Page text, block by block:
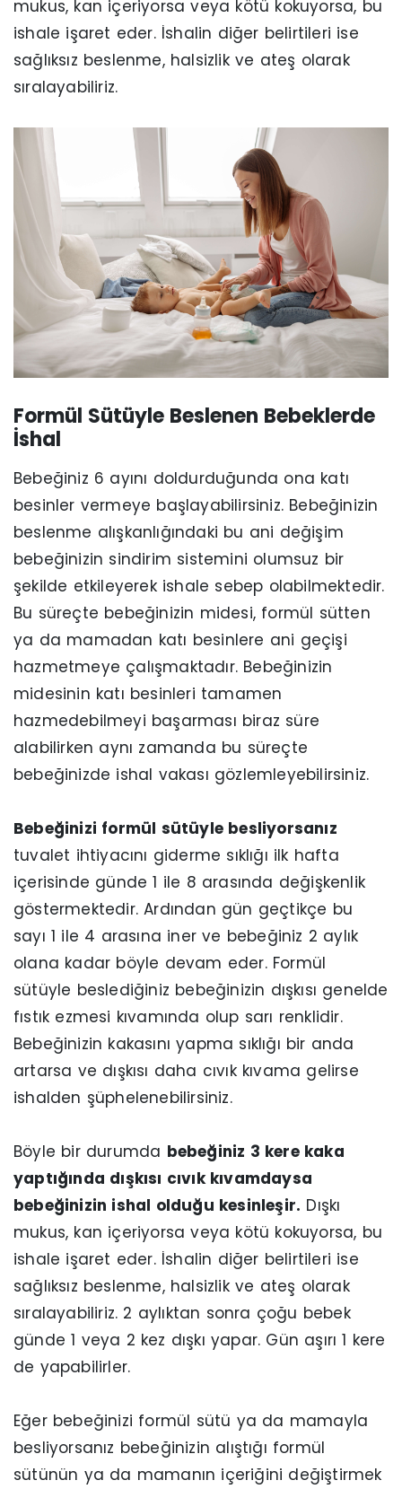
mukus, kan içeriyorsa veya kötü kokuyorsa, bu
ishale işaret eder. İshalin diğer belirtileri ise
sağlıksız beslenme, halsizlik ve ateş olarak
sıralayabiliriz.
Formül Sütüyle Beslenen Bebeklerde
İshal
Bebeğiniz 6 ayını doldurduğunda ona katı
besinler vermeye başlayabilirsiniz. Bebeğinizin
beslenme alışkanlığındaki bu ani değişim
bebeğinizin sindirim sistemini olumsuz bir
şekilde etkileyerek ishale sebep olabilmektedir.
Bu süreçte bebeğinizin midesi, formül sütten
ya da mamadan katı besinlere ani geçişi
hazmetmeye çalışmaktadır. Bebeğinizin
midesinin katı besinleri tamamen
hazmedebilmeyi başarması biraz süre
alabilirken aynı zamanda bu süreçte
bebeğinizde ishal vakası gözlemleyebilirsiniz.
Bebeğinizi formül sütüyle besliyorsanız
tuvalet ihtiyacını giderme sıklığı ilk hafta
içerisinde günde 1 ile 8 arasında değişkenlik
göstermektedir. Ardından gün geçtikçe bu
sayı 1 ile 4 arasına iner ve bebeğiniz 2 aylık
olana kadar böyle devam eder. Formül
sütüyle beslediğiniz bebeğinizin dışkısı genelde
fıstık ezmesi kıvamında olup sarı renklidir.
Bebeğinizin kakasını yapma sıklığı bir anda
artarsa ve dışkısı daha cıvık kıvama gelirse
ishalden şüphelenebilirsiniz.
Böyle bir durumda bebeğiniz 3 kere kaka
yaptığında dışkısı cıvık kıvamdaysa
bebeğinizin ishal olduğu kesinleşir. Dışkı
mukus, kan içeriyorsa veya kötü kokuyorsa, bu
ishale işaret eder. İshalin diğer belirtileri ise
sağlıksız beslenme, halsizlik ve ateş olarak
sıralayabiliriz. 2 aylıktan sonra çoğu bebek
günde 1 veya 2 kez dışkı yapar. Gün aşırı 1 kere
de yapabilirler.
Eğer bebeğinizi formül sütü ya da mamayla
besliyorsanız bebeğinizin alıştığı formül
sütünün ya da mamanın içeriğini değiştirmek